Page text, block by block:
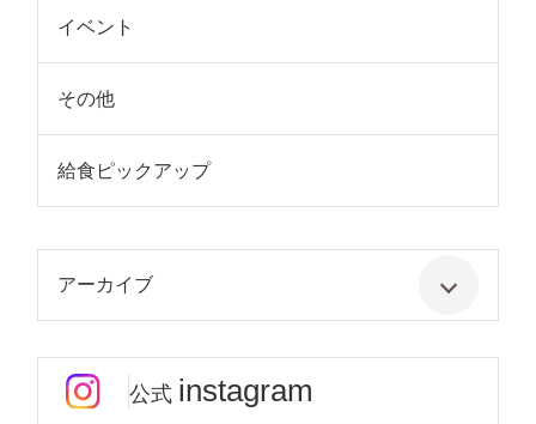
イベント
その他
給食ピックアップ
アーカイブ
公式 instagram